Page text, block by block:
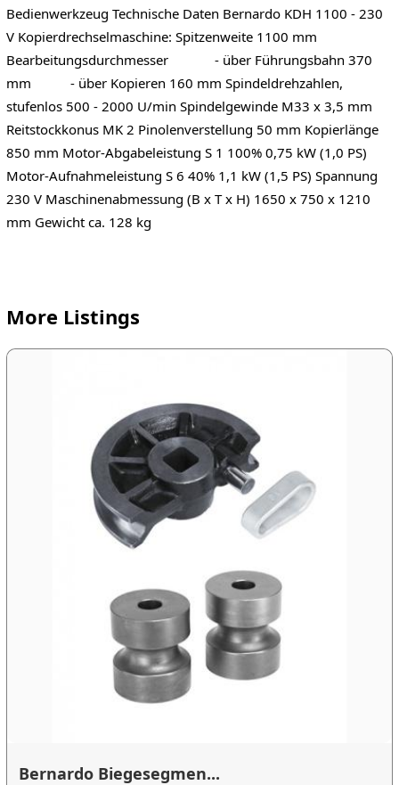
Bedienwerkzeug Technische Daten Bernardo KDH 1100 - 230
V Kopierdrechselmaschine: Spitzenweite 1100 mm
Bearbeitungsdurchmesser - über Führungsbahn 370
mm - über Kopieren 160 mm Spindeldrehzahlen,
stufenlos 500 - 2000 U/min Spindelgewinde M33 x 3,5 mm
Reitstockkonus MK 2 Pinolenverstellung 50 mm Kopierlänge
850 mm Motor-Abgabeleistung S 1 100% 0,75 kW (1,0 PS)
Motor-Aufnahmeleistung S 6 40% 1,1 kW (1,5 PS) Spannung
230 V Maschinenabmessung (B x T x H) 1650 x 750 x 1210
mm Gewicht ca. 128 kg
More Listings
Bernardo Biegesegmen...